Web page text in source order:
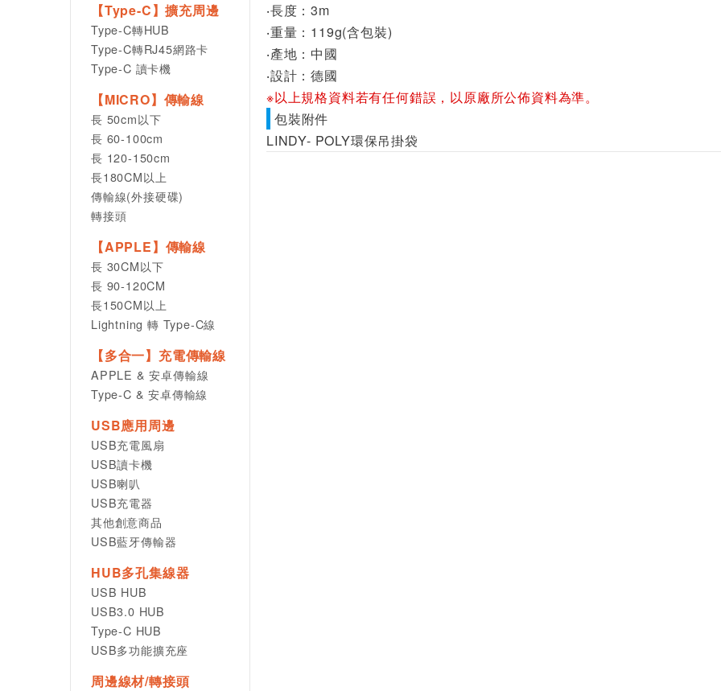
【Type-C】擴充周邊
Type-C轉HUB
Type-C轉RJ45網路卡
Type-C 讀卡機
【MICRO】傳輸線
長 50cm以下
長 60-100cm
長 120-150cm
長180CM以上
傳輸線(外接硬碟)
轉接頭
【APPLE】傳輸線
長 30CM以下
長 90-120CM
長150CM以上
Lightning 轉 Type-C線
【多合一】充電傳輸線
APPLE & 安卓傳輸線
Type-C & 安卓傳輸線
USB應用周邊
USB充電風扇
USB讀卡機
USB喇叭
USB充電器
其他創意商品
USB藍牙傳輸器
HUB多孔集線器
USB HUB
USB3.0 HUB
Type-C HUB
USB多功能擴充座
周邊線材/轉接頭
‧長度：3m
‧重量：119g(含包裝)
‧產地：中國
‧設計：德國
※以上規格資料若有任何錯誤，以原廠所公佈資料為準。
包裝附件
LINDY- POLY環保吊掛袋